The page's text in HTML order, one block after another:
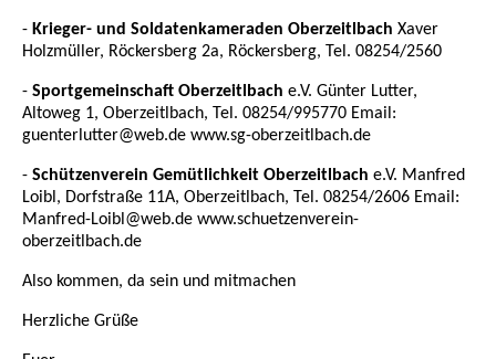
- Krieger- und Soldatenkameraden Oberzeitlbach Xaver
Holzmüller, Röckersberg 2a, Röckersberg, Tel. 08254/2560
- Sportgemeinschaft Oberzeitlbach e.V. Günter Lutter,
Altoweg 1, Oberzeitlbach, Tel. 08254/995770 Email:
guenterlutter@web.de www.sg-oberzeitlbach.de
- Schützenverein Gemütlichkeit Oberzeitlbach e.V. Manfred
Loibl, Dorfstraße 11A, Oberzeitlbach, Tel. 08254/2606 Email:
Manfred-Loibl@web.de www.schuetzenverein-
oberzeitlbach.de
Also kommen, da sein und mitmachen
Herzliche Grüße